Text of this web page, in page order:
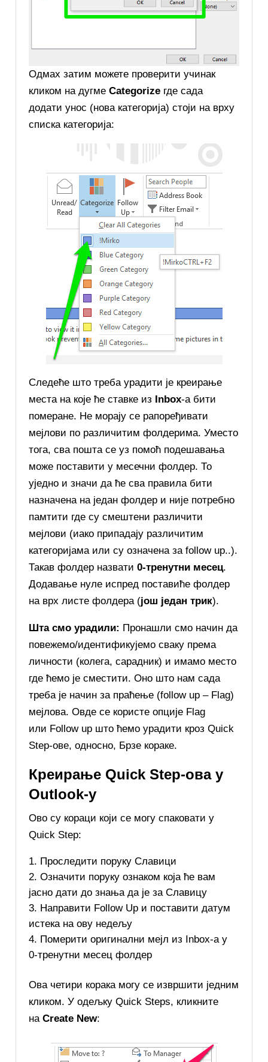
Одмах затим можете проверити учинак
кликом на дугмеCategorize где сада
додати унос (нова категорија) стоји на врху
списка категорија:
Следеће што треба урадити је креирање
места на које ће ставке из Inbox-a бити
померане. Не морају се рапоређивати
мејлови по различитим фолдерима. Уместо
тога, сва пошта се уз помоћ подешавања
може поставити у месечни фолдер. То
уједно и значи да ће сва правила бити
назначена на један фолдер и није потребно
памтити где су смештени различити
мејлови (иако припадају различитим
категоријама или су означена за follow up..).
Такав фолдер назвати0-тренутни месец.
Додавање нуле испред поставиће фолдер
на врх листе фолдера (још један трик).
Шта смо урадили: Пронашли смо начин да
повежемо/идентификујемо сваку према
личности (колега, сарадник) и имамо место
где ћемо је сместити. Оно што нам сада
треба је начин за праћење (follow up – Flag)
мејлова. Овде се користе опције Flag
или Follow up што ћемо урадити кроз Quick
Step-ове, односно, Брзе кораке.
Креирање Quick Step-ова у
Outlook-у
Ово су кораци који се могу спаковати у
Quick Step:
Проследити поруку Славици
Означити поруку ознаком која ће вам
јасно дати до знања да је за Славицу
Направити Follow Up и поставити датум
истека на ову недељу
Померити оригинални мејл из Inbox-a у
0-тренутни месец фолдер
Ова четири корака могу се извршити једним
кликом. У одељку Quick Steps, кликните
наCreate New: